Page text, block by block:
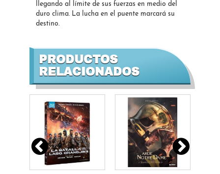
llegando al límite de sus fuerzas en medio del
duro clima. La lucha en el puente marcará su
destino.
PRODUCTOS
RELACIONADOS